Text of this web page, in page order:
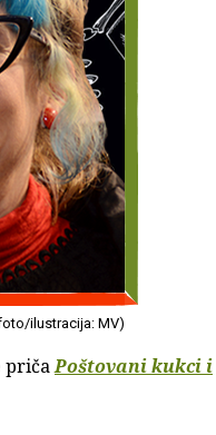
ilustracija: MV)
pričaPoštovani kukci i